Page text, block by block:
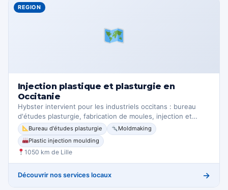
REGION
Injection plastique et plasturgie en
Occitanie
Hybster intervient pour les industriels occitans : bureau
d'études plasturgie, fabrication de moules, injection et…
Bureau d'études plasturgie
Moldmaking
Plastic injection moulding
1050 km de Lille
Découvrir nos services locaux →